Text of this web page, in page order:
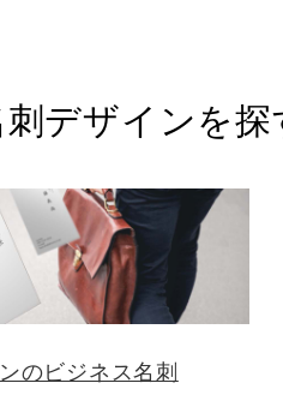
デザインを探
のビジネス名刺